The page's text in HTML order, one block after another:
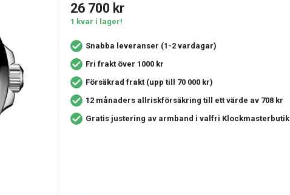
26 700 kr
1 kvar i lager!
Snabba leveranser (1-2 vardagar)
Fri frakt över 1000 kr
Försäkrad frakt (upp till 70 000 kr)
12 månaders allriskförsäkring till ett värde av 708 kr
Gratis justering av armband i valfri Klockmasterbutik